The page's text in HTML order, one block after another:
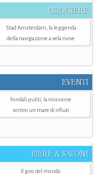
CROCIERE
Stad Amsterdam, la leggenda
della navigazione a vela rivive
EVENTI
Fondali puliti, la missione
contro un mare di rifiuti
FIERE & SALONI
Il giro del mondo